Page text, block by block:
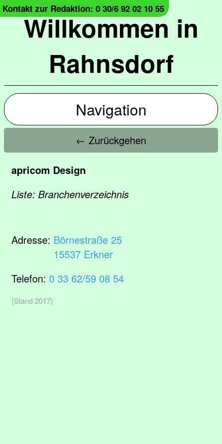
Willkommen in
Rahnsdorf
Kontakt zur Redaktion: 0 30/6 92 02 10 55
Navigation
← Zurückgehen
apricom Design
Liste: Branchenverzeichnis
Adresse: Börnestraße 25
15537 Erkner
Telefon: 0 33 62/59 08 54
(Stand 2017)